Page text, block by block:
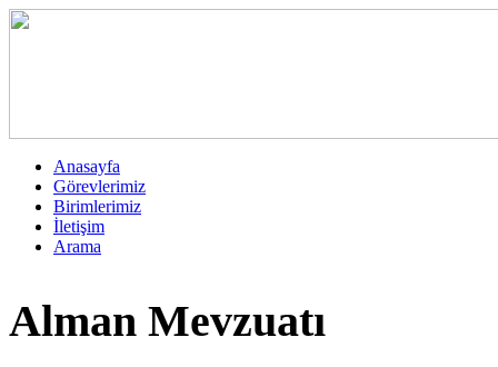
Anasayfa
Görevlerimiz
Birimlerimiz
İletişim
Arama
Alman Mevzuatı